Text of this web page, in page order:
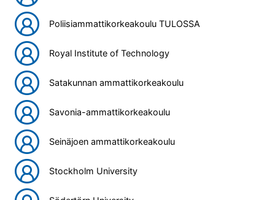
Poliisiammattikorkeakoulu TULOSSA
Royal Institute of Technology
Satakunnan ammattikorkeakoulu
Savonia-ammattikorkeakoulu
Seinäjoen ammattikorkeakoulu
Stockholm University